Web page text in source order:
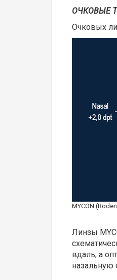
ОЧКОВЫЕ
Очковых
MYCON
Линзы
вдаль, а
назальную